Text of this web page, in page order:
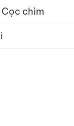
Cọc chìm